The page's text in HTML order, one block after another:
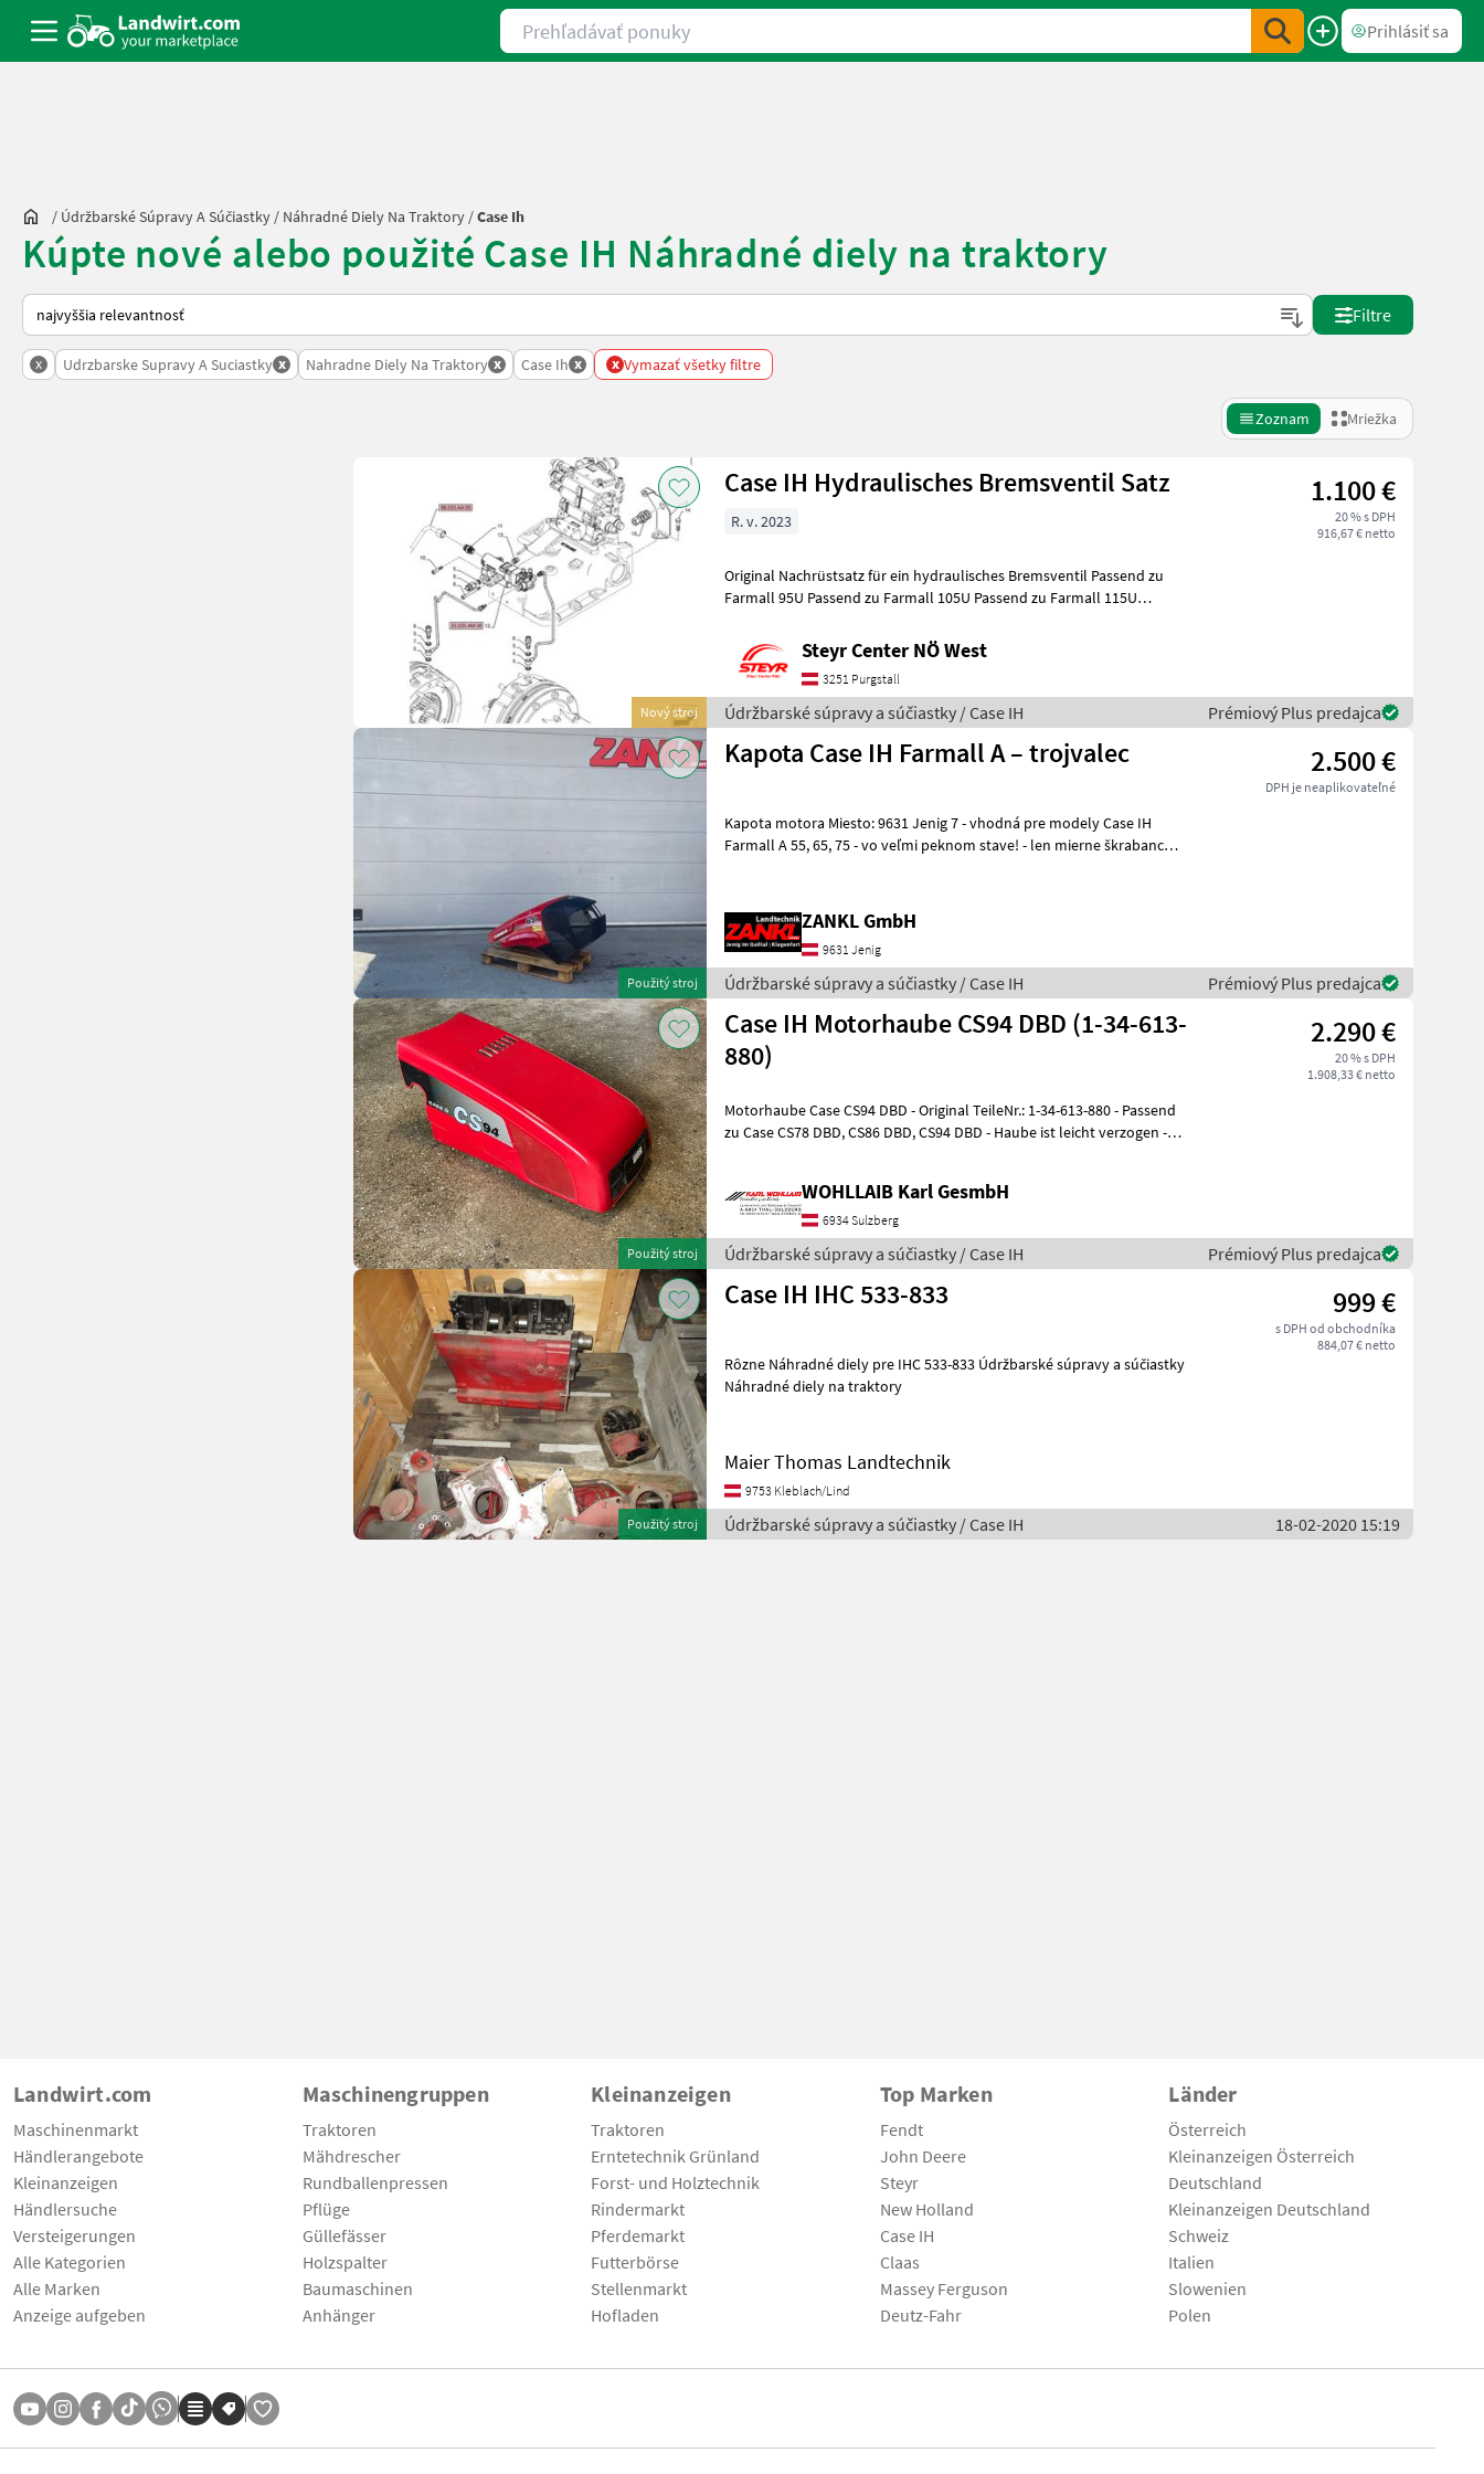
Prehľadávať ponuky
Prihlásiť sa
/ Údržbarské Súpravy A Súčiastky / Náhradné Diely Na Traktory /Case Ih
Kúpte nové alebo použité Case IH Náhradné diely na traktory
Takto sa vykonáva triedenie na Landwirt.com
Filtre
x Udrzbarske Supravy A Suciastky x Nahradne Diely Na Traktory x Case Ih x x Vymazať všetky filtre
Zoznam Mriežka
Nový stroj
Case IH Hydraulisches Bremsventil Satz 1.100 €
20 % s DPH
916,67 € netto
R. v. 2023
Original Nachrüstsatz für ein hydraulisches Bremsventil Passend zu
Farmall 95U Passend zu Farmall 105U Passend zu Farmall 115U
Steyr Center NÖ West
3251 Purgstall
Údržbarské súpravy a súčiastky / Case IH Prémiový Plus predajca
Použitý stroj
Kapota Case IH Farmall A – trojvalec 2.500 €
DPH je neaplikovateľné
Kapota motora Miesto: 9631 Jenig 7 - vhodná pre modely Case IH
Farmall A 55, 65, 75 - vo veľmi peknom stave! - len mierne škrabance -
ZANKL GmbH
9631 Jenig
Údržbarské súpravy a súčiastky / Case IH Prémiový Plus predajca
Použitý stroj
Case IH Motorhaube CS94 DBD (1-34-613-
880)
2.290 €
20 % s DPH
1.908,33 € netto
Motorhaube Case CS94 DBD - Original TeileNr.: 1-34-613-880 - Passend
zu Case CS78 DBD, CS86 DBD, CS94 DBD - Haube ist leicht verzogen -
WOHLLAIB Karl GesmbH
6934 Sulzberg
Údržbarské súpravy a súčiastky / Case IH Prémiový Plus predajca
Použitý stroj
Case IH IHC 533-833 999 €
s DPH od obchodníka
884,07 € netto
Rôzne Náhradné diely pre IHC 533-833 Údržbarské súpravy a súčiastky
Náhradné diely na traktory
Maier Thomas Landtechnik
9753 Kleblach/Lind
Údržbarské súpravy a súčiastky / Case IH 18-02-2020 15:19
Landwirt.com
Maschinenmarkt
Händlerangebote
Kleinanzeigen
Händlersuche
Versteigerungen
Alle Kategorien
Alle Marken
Anzeige aufgeben
Maschinengruppen
Traktoren
Mähdrescher
Rundballenpressen
Pflüge
Güllefässer
Holzspalter
Baumaschinen
Anhänger
Kleinanzeigen
Traktoren
Erntetechnik Grünland
Forst- und Holztechnik
Rindermarkt
Pferdemarkt
Futterbörse
Stellenmarkt
Hofladen
Top Marken
Fendt
John Deere
Steyr
New Holland
Case IH
Claas
Massey Ferguson
Deutz-Fahr
Länder
Österreich
Kleinanzeigen Österreich
Deutschland
Kleinanzeigen Deutschland
Schweiz
Italien
Slowenien
Polen